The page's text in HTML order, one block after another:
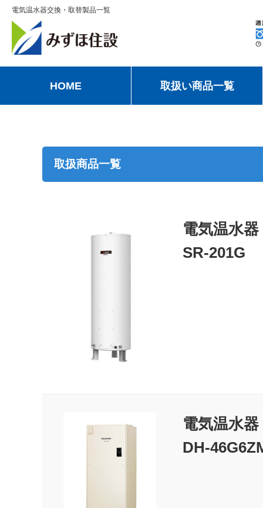
電気温水器交換・取替製品一覧
HOME 取扱い商品一覧
取扱商品一覧
電気温水器
SR-201G
電気温水器
DH-